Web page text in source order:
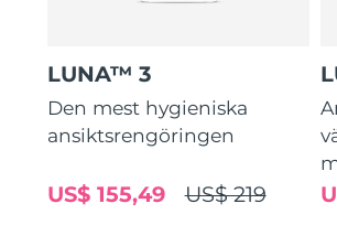
LUNA™ 3
Den mest hygieniska
ansiktsrengöringen
US$ 219
US$ 155,49